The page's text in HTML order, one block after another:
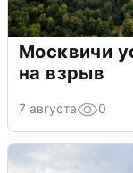
Москвичи
на взрыв
7 августа 0